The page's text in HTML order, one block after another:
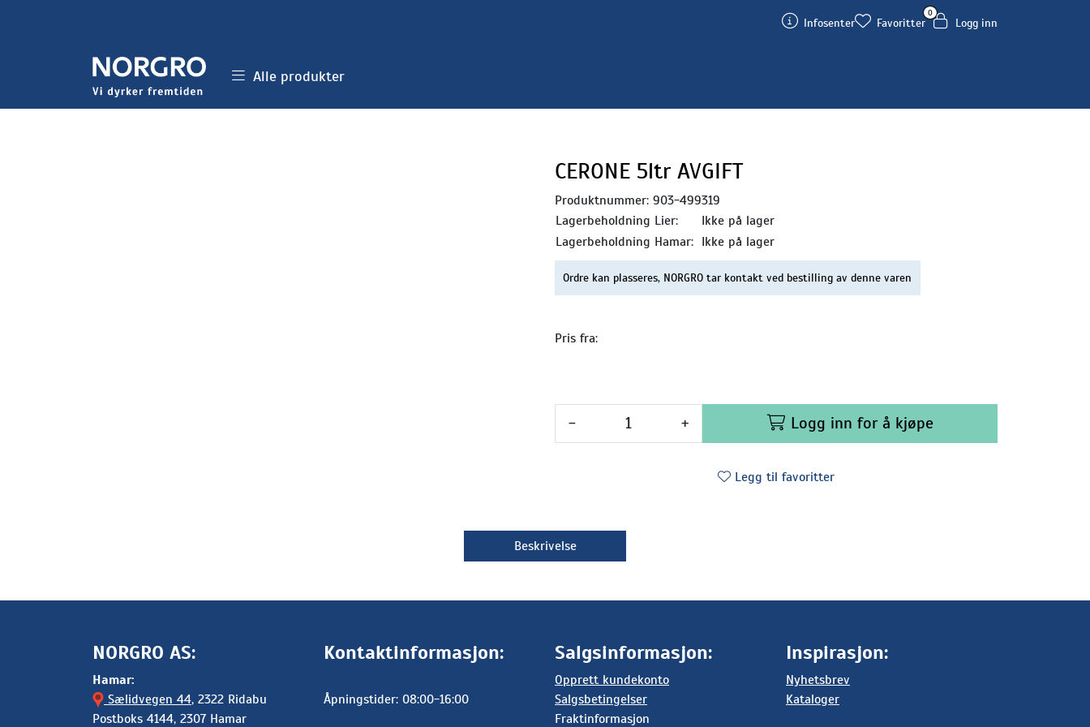
Infosenter
0
Favoritter Logg inn
Alle produkter
CERONE 5ltr AVGIFT
Produktnummer: 903-499319
Lagerbeholdning Lier:
Ikke på lager
Lagerbeholdning Hamar: Ikke på lager
Ordre kan plasseres, NORGRO tar kontakt ved bestilling av denne varen
Pris fra:
- + Logg inn for å kjøpe
Legg til favoritter
Beskrivelse
NORGRO AS:
Hamar:
Sælidvegen 44, 2322 Ridabu
Postboks 4144, 2307 Hamar
Kontaktinformasjon:
Åpningstider: 08:00-16:00
Salgsinformasjon:
Opprett kundekonto
Salgsbetingelser
Fraktinformasjon
Inspirasjon:
Nyhetsbrev
Kataloger